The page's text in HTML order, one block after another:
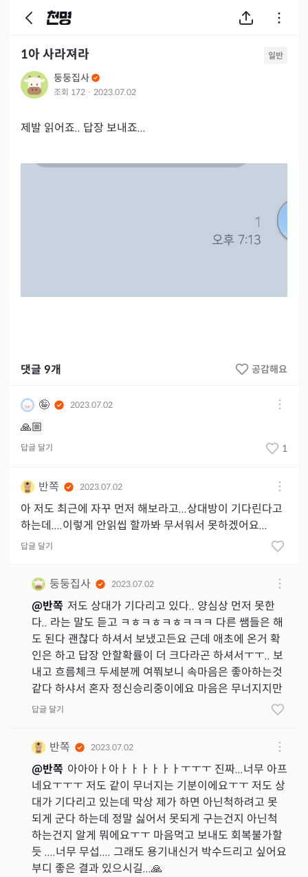
1아 사라져라 일반
둥둥집사
조회 172 · 2023.07.02
제발 읽어죠.. 답장 보내죠...
댓글 9개 공감해요
🤪 2023.07.02
🙏🏼
답글 달기 1
반쪽 2023.07.02
아 저도 최근에 자꾸 먼저 해보라고...상대방이 기다린다고
하는데....이렇게 안읽씹 할까봐 무서워서 못하겠어요...
답글 달기
둥둥집사 2023.07.02
@반쪽 저도 상대가 기다리고 있다.. 양심상 먼저 못한
다.. 라는 말도 듣고 ㅋㅎㅋㅎㅋㅎㅋㅋㅋ 다른 쌤들은 해
도 된다 괜찮다 하셔서 보냈고든요 근데 애초에 온거 확
인은 하고 답장 안할확률이 더 크다라곤 하셔서ㅜㅜ.. 보
내고 흐름체크 두세분께 여쭤보니 속마음은 좋아하는것
같다 하샤서 혼자 정신승리중이에요 마음은 무너지지만
답글 달기
반쪽 2023.07.02
@반쪽 아아아ㅏ아ㅏㅏㅏㅏㅏㅏㅜㅜㅜ 진짜...너무 아프
네요ㅜㅜㅜ 저도 같이 무너지는 기분이에요ㅜㅜ 저도 상
대가 기다리고 있는데 막상 제가 하면 아닌척하려고 못
되게 군다 하는데 정말 싫어서 못되게 구는건지 아닌척
하는건지 알게 뭐에요ㅜㅜ 마음먹고 보내도 회복불가할
듯 ....너무 무섭.... 그래도 용기내신거 박수드리고 싶어요
부디 좋은 결과 있으시길...🙏